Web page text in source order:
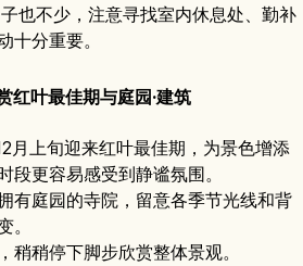
也不少，注意寻找室内休息处、勤补
十分重要。
红叶最佳期与庭园·建筑
月上旬迎来红叶最佳期，为景色增添
段更容易感受到静谧氛围。
有庭园的寺院，留意各季节光线和背
。
稍稍停下脚步欣赏整体景观。